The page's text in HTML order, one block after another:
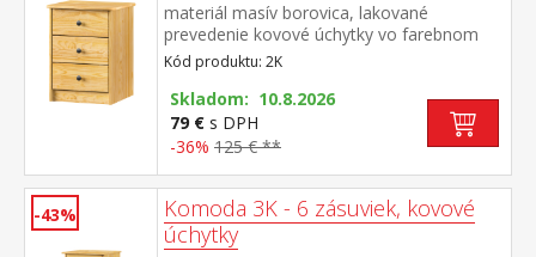
materiál masív borovica, lakované
prevedenie kovové úchytky vo farebnom
prevedení černená mosadz 3 zásuvky s
kovovými pojazdmi, hĺbka zásuvky 27,5 cm
Kód produktu: 2K
Skladom: 10.8.2026
79 € s DPH
-36% 125 € **
-43%
Komoda 3K - 6 zásuviek, kovové
úchytky